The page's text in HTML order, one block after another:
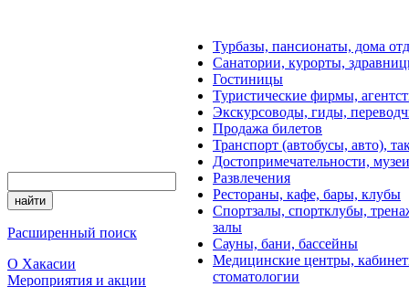
Расширенный поиск
О Хакасии
Мероприятия и акции
Турбазы, пансионаты, дома
Санатории, курорты,
Гостиницы
Туристические фирмы,
Экскурсоводы, гиды,
Продажа билетов
Транспорт (автобусы, авто),
Достопримечательности, музеи
Развлечения
Рестораны, кафе, бары, клубы
Спортзалы, спортклубы,
залы
Сауны, бани, бассейны
Медицинские центры,
стоматологии